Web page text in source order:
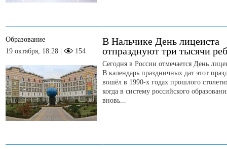
Образование
19 октября, 18:28 |
154
В Нальчике День лицеиста
отпразднуют три тысячи
Сегодня в России отмечается День
В календарь праздничных дат этот
вошёл в 1990-х годах прошлого
когда в систему российского
вновь...